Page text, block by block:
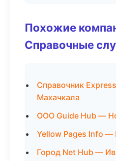
Похожие
Справочные
Справочник
Махачкала
ООО Guide Hub —
Yellow Pages Info —
Город Net Hub —